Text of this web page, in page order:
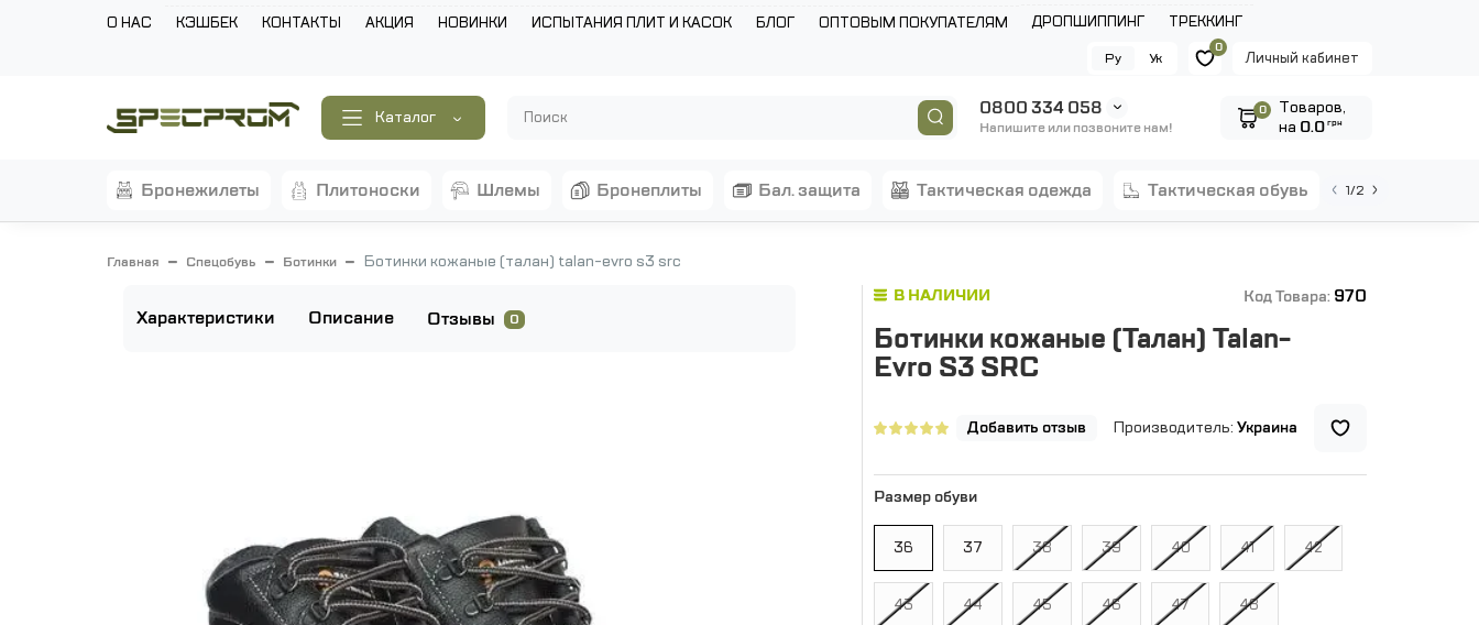
О НАС КЭШБЕК КОНТАКТЫ АКЦИЯ НОВИНКИ ИСПЫТАНИЯ ПЛИТ И КАСОК БЛОГ ОПТОВЫМ ПОКУПАТЕЛЯМ ДРОПШИППИНГ
ТРЕККИНГ
Личный кабинет
0
Ру Ук
Каталог 0800 334 058
Напишите или позвоните нам!
0
Tоваров,
на 0.0грн
бронежилеты плитоноски шлемы бронеплиты бал. защита тактическая одежда тактическая обувь 1/2
Главная Спецобувь Ботинки Ботинки кожаные (талан) talan-evro s3 src
Характеристики Описание Отзывы 0
В НАЛИЧИИ Код Товара: 970
Ботинки кожаные (Талан) Talan-
Evro S3 SRC
Добавить отзыв Производитель: Украина
Размер обуви
36 37 38 39 40 41 42
43 44 45 46 47 48